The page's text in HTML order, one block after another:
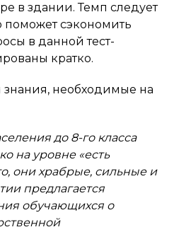
в здании. Темп следует
поможет сэкономить
в данной тест-
кратко.
знания, необходимые на
до 8-го класса
на уровне «есть
они храбрые, сильные и
предлагается
обучающихся о